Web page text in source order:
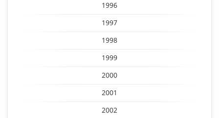
1996
1997
1998
1999
2000
2001
2002